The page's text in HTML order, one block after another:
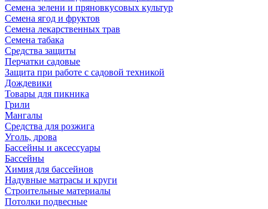
Семена зелени и пряновкусовых культур
Семена ягод и фруктов
Семена лекарственных трав
Семена табака
Средства защиты
Перчатки садовые
Защита при работе с садовой техникой
Дождевики
Товары для пикника
Грили
Мангалы
Средства для розжига
Уголь, дрова
Бассейны и аксессуары
Бассейны
Химия для бассейнов
Надувные матрасы и круги
Строительные материалы
Потолки подвесные